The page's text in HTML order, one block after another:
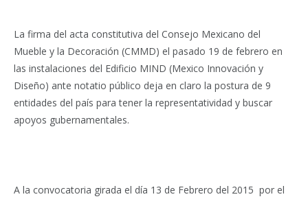
La firma del acta constitutiva del Consejo Mexicano del
Mueble y la Decoración (CMMD) el pasado 19 de febrero en
las instalaciones del Edificio MIND (Mexico Innovación y
Diseño) ante notatio público deja en claro la postura de 9
entidades del país para tener la representatividad y buscar
apoyos gubernamentales.
A la convocatoria girada el día 13 de Febrero del 2015 por el